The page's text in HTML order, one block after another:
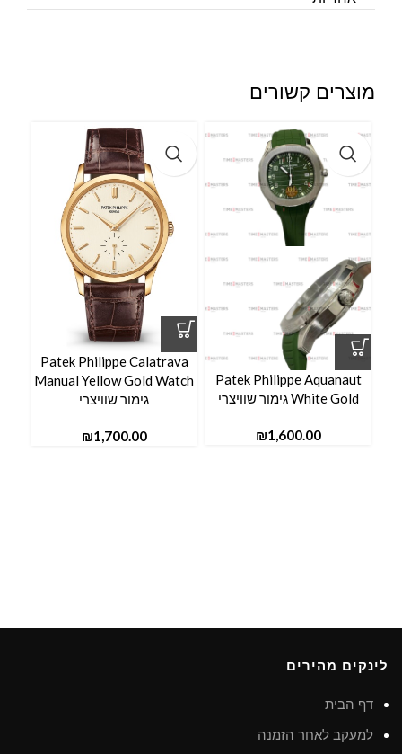
מוצרים קשורים
Patek Philippe Aquanaut
White Gold גימור שוויצרי
₪
Patek Philippe Calatrava
Manual Yellow Gold Watch
גימור שוויצרי
₪
לינקים מהירים
דף הבית
למעקב לאחר הזמנה